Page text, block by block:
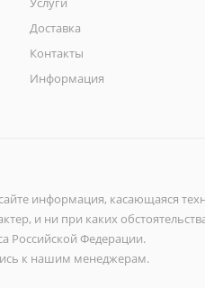
Доставка
Контакты
Информация
информация, касающаяся
и ни при каких
Российской Федерации.
к нашим менеджерам.